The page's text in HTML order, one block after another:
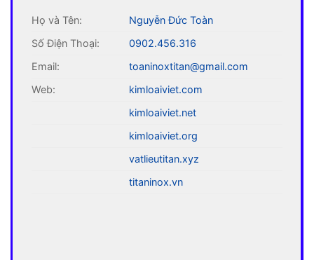
Họ và Tên:
Nguyễn Đức Toàn
Số Điện Thoại:
0902.456.316
Email:
toaninoxtitan@gmail.com
Web:
kimloaiviet.com
kimloaiviet.net
kimloaiviet.org
vatlieutitan.xyz
titaninox.vn